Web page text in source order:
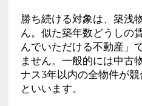
勝ち続ける対象は、築浅
ん。似た築年数どうしの
んでいただける不動産」
ません。一般的には中古
ナス3年以内の全物件が
といいます。